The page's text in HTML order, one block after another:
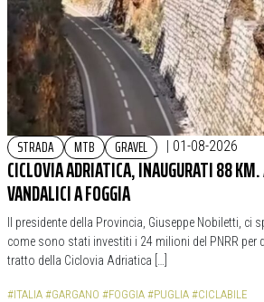
STRADA MTB GRAVEL | 01-08-2026
CICLOVIA ADRIATICA, INAUGURATI 88
VANDALICI A FOGGIA
Il presidente della Provincia, Giuseppe Nobiletti, ci
come sono stati investiti i 24 milioni del PNRR per
tratto della Ciclovia Adriatica […]
#ITALIA #GARGANO #FOGGIA #PUGLIA #CICLABILE